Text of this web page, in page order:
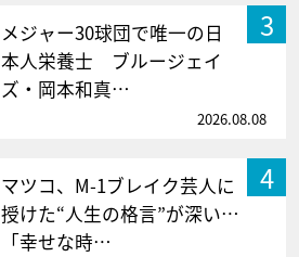
3
メジャー30球団で唯一の日
本人栄養士 ブルージェイ
ズ・岡本和真…
2026.08.08
4
マツコ、M-1ブレイク芸人に
授けた“人生の格言”が深い…
「幸せな時…